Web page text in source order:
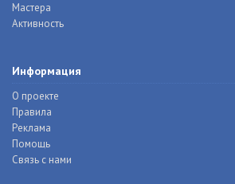
Мастера
Активность
Информация
О проекте
Правила
Реклама
Помощь
Связь с нами